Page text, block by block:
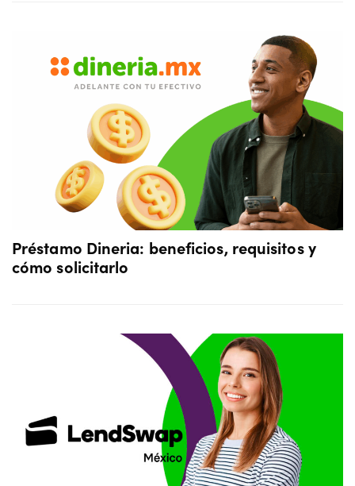
Préstamo Dineria: beneficios, requisitos y
cómo solicitarlo